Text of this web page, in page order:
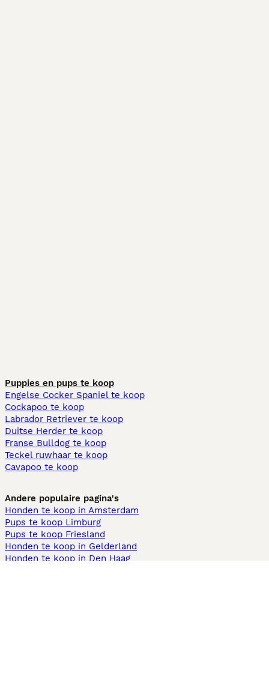
Puppies en pups te koop
Engelse Cocker Spaniel te koop
Cockapoo te koop
Labrador Retriever te koop
Duitse Herder te koop
Franse Bulldog te koop
Teckel ruwhaar te koop
Cavapoo te koop
Andere populaire pagina's
Honden te koop in Amsterdam
Pups te koop Limburg​
Pups te koop Friesland​
Honden te koop in Gelderland
Honden te koop in Den Haag